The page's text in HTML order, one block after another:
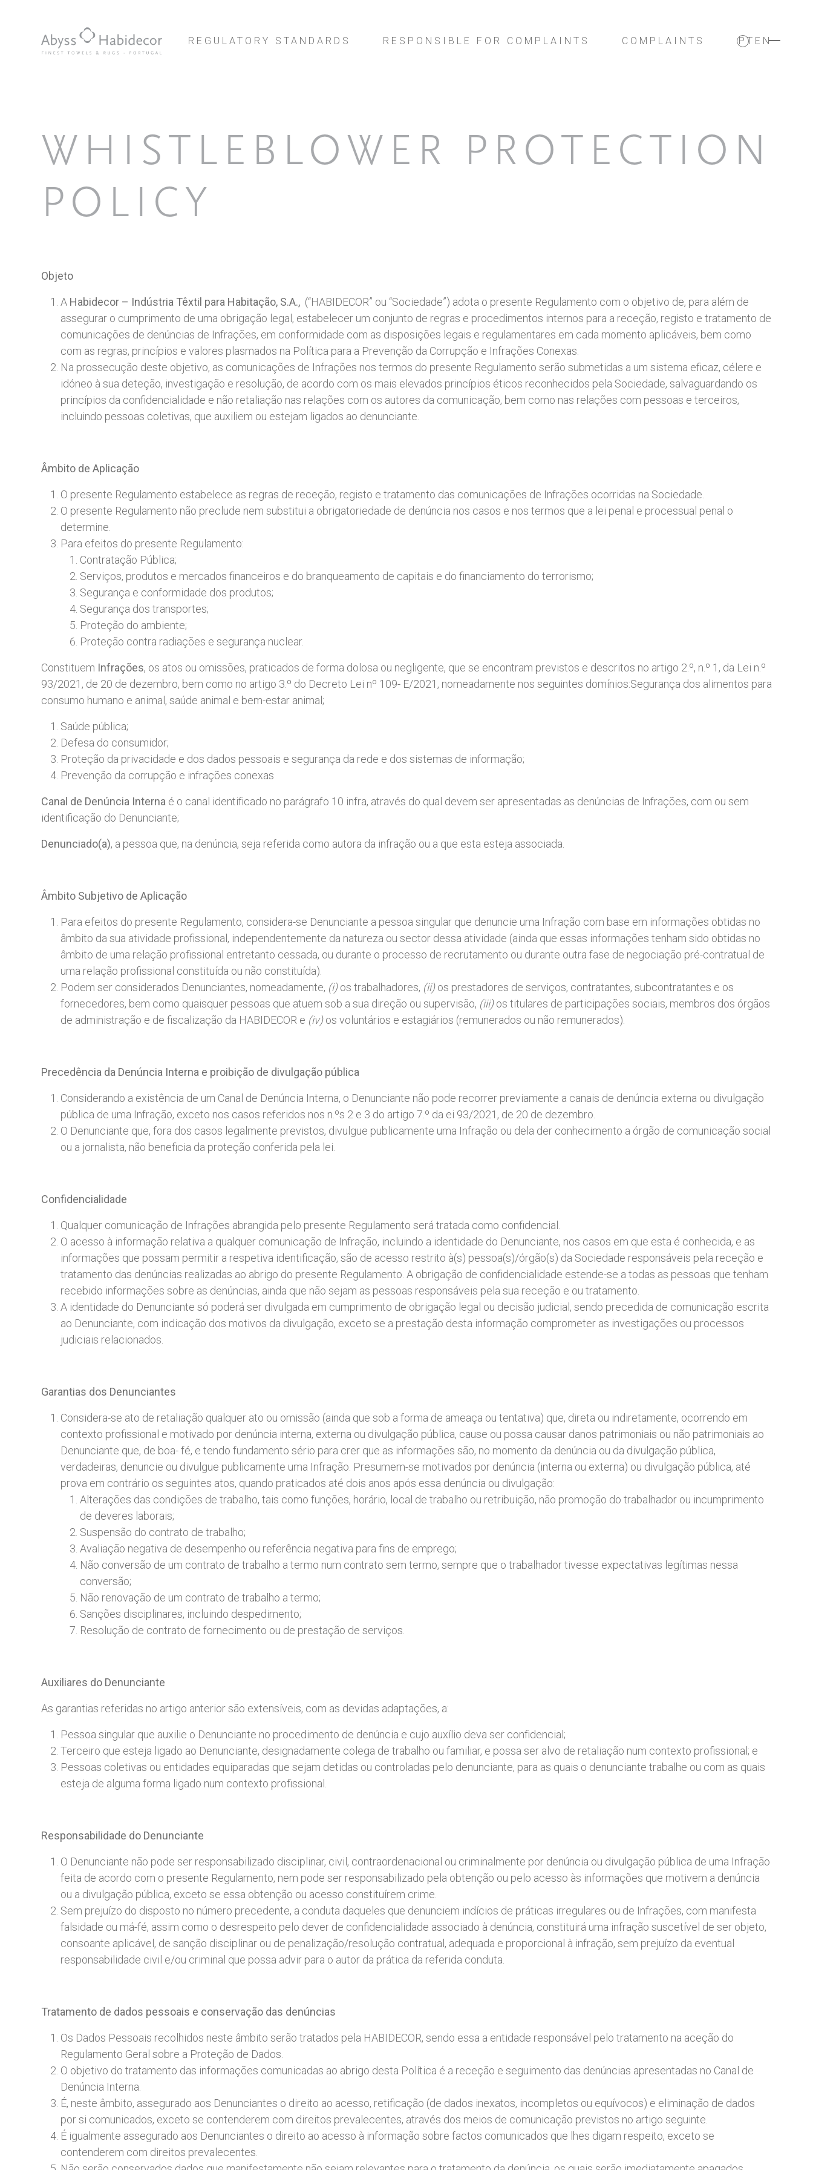
REGULATORY STANDARDS RESPONSIBLE FOR COMPLAINTS COMPLAINTS PT EN
WHISTLEBLOWER PROTECTION
POLICY
Objeto
A Habidecor – Indústria Têxtil para Habitação, S.A., (“HABIDECOR” ou “Sociedade”) adota o presente Regulamento com o objetivo de, para além de
assegurar o cumprimento de uma obrigação legal, estabelecer um conjunto de regras e procedimentos internos para a receção, registo e tratamento de
comunicações de denúncias de Infrações, em conformidade com as disposições legais e regulamentares em cada momento aplicáveis, bem como
com as regras, princípios e valores plasmados na Política para a Prevenção da Corrupção e Infrações Conexas.
Na prossecução deste objetivo, as comunicações de Infrações nos termos do presente Regulamento serão submetidas a um sistema eficaz, célere e
idóneo à sua deteção, investigação e resolução, de acordo com os mais elevados princípios éticos reconhecidos pela Sociedade, salvaguardando os
princípios da confidencialidade e não retaliação nas relações com os autores da comunicação, bem como nas relações com pessoas e terceiros,
incluindo pessoas coletivas, que auxiliem ou estejam ligados ao denunciante.
Âmbito de Aplicação
O presente Regulamento estabelece as regras de receção, registo e tratamento das comunicações de Infrações ocorridas na Sociedade.
O presente Regulamento não preclude nem substitui a obrigatoriedade de denúncia nos casos e nos termos que a lei penal e processual penal o
determine.
Para efeitos do presente Regulamento:
Contratação Pública;
Serviços, produtos e mercados financeiros e do branqueamento de capitais e do financiamento do terrorismo;
Segurança e conformidade dos produtos;
Segurança dos transportes;
Proteção do ambiente;
Proteção contra radiações e segurança nuclear.
Constituem Infrações, os atos ou omissões, praticados de forma dolosa ou negligente, que se encontram previstos e descritos no artigo 2.º, n.º 1, da Lei n.º
93/2021, de 20 de dezembro, bem como no artigo 3.º do Decreto Lei nº 109- E/2021, nomeadamente nos seguintes domínios:Segurança dos alimentos para
consumo humano e animal, saúde animal e bem-estar animal;
Saúde pública;
Defesa do consumidor;
Proteção da privacidade e dos dados pessoais e segurança da rede e dos sistemas de informação;
Prevenção da corrupção e infrações conexas
Canal de Denúncia Interna é o canal identificado no parágrafo 10 infra, através do qual devem ser apresentadas as denúncias de Infrações, com ou sem
identificação do Denunciante;
Denunciado(a), a pessoa que, na denúncia, seja referida como autora da infração ou a que esta esteja associada.
Âmbito Subjetivo de Aplicação
Para efeitos do presente Regulamento, considera-se Denunciante a pessoa singular que denuncie uma Infração com base em informações obtidas no
âmbito da sua atividade profissional, independentemente da natureza ou sector dessa atividade (ainda que essas informações tenham sido obtidas no
âmbito de uma relação profissional entretanto cessada, ou durante o processo de recrutamento ou durante outra fase de negociação pré-contratual de
uma relação profissional constituída ou não constituída).
Podem ser considerados Denunciantes, nomeadamente, (i) os trabalhadores, (ii) os prestadores de serviços, contratantes, subcontratantes e os
fornecedores, bem como quaisquer pessoas que atuem sob a sua direção ou supervisão, (iii) os titulares de participações sociais, membros dos órgãos
de administração e de fiscalização da HABIDECOR e (iv) os voluntários e estagiários (remunerados ou não remunerados).
Precedência da Denúncia Interna e proibição de divulgação pública
Considerando a existência de um Canal de Denúncia Interna, o Denunciante não pode recorrer previamente a canais de denúncia externa ou divulgação
pública de uma Infração, exceto nos casos referidos nos n.ºs 2 e 3 do artigo 7.º da ei 93/2021, de 20 de dezembro.
O Denunciante que, fora dos casos legalmente previstos, divulgue publicamente uma Infração ou dela der conhecimento a órgão de comunicação social
ou a jornalista, não beneficia da proteção conferida pela lei.
Confidencialidade
Qualquer comunicação de Infrações abrangida pelo presente Regulamento será tratada como confidencial.
O acesso à informação relativa a qualquer comunicação de Infração, incluindo a identidade do Denunciante, nos casos em que esta é conhecida, e as
informações que possam permitir a respetiva identificação, são de acesso restrito à(s) pessoa(s)/órgão(s) da Sociedade responsáveis pela receção e
tratamento das denúncias realizadas ao abrigo do presente Regulamento. A obrigação de confidencialidade estende-se a todas as pessoas que tenham
recebido informações sobre as denúncias, ainda que não sejam as pessoas responsáveis pela sua receção e ou tratamento.
A identidade do Denunciante só poderá ser divulgada em cumprimento de obrigação legal ou decisão judicial, sendo precedida de comunicação escrita
ao Denunciante, com indicação dos motivos da divulgação, exceto se a prestação desta informação comprometer as investigações ou processos
judiciais relacionados.
Garantias dos Denunciantes
Considera-se ato de retaliação qualquer ato ou omissão (ainda que sob a forma de ameaça ou tentativa) que, direta ou indiretamente, ocorrendo em
contexto profissional e motivado por denúncia interna, externa ou divulgação pública, cause ou possa causar danos patrimoniais ou não patrimoniais ao
Denunciante que, de boa- fé, e tendo fundamento sério para crer que as informações são, no momento da denúncia ou da divulgação pública,
verdadeiras, denuncie ou divulgue publicamente uma Infração. Presumem-se motivados por denúncia (interna ou externa) ou divulgação pública, até
prova em contrário os seguintes atos, quando praticados até dois anos após essa denúncia ou divulgação:
Alterações das condições de trabalho, tais como funções, horário, local de trabalho ou retribuição, não promoção do trabalhador ou incumprimento
de deveres laborais;
Suspensão do contrato de trabalho;
Avaliação negativa de desempenho ou referência negativa para fins de emprego;
Não conversão de um contrato de trabalho a termo num contrato sem termo, sempre que o trabalhador tivesse expectativas legítimas nessa
conversão;
Não renovação de um contrato de trabalho a termo;
Sanções disciplinares, incluindo despedimento;
Resolução de contrato de fornecimento ou de prestação de serviços.
Auxiliares do Denunciante
As garantias referidas no artigo anterior são extensíveis, com as devidas adaptações, a:
Pessoa singular que auxilie o Denunciante no procedimento de denúncia e cujo auxílio deva ser confidencial;
Terceiro que esteja ligado ao Denunciante, designadamente colega de trabalho ou familiar, e possa ser alvo de retaliação num contexto profissional; e
Pessoas coletivas ou entidades equiparadas que sejam detidas ou controladas pelo denunciante, para as quais o denunciante trabalhe ou com as quais
esteja de alguma forma ligado num contexto profissional.
Responsabilidade do Denunciante
O Denunciante não pode ser responsabilizado disciplinar, civil, contraordenacional ou criminalmente por denúncia ou divulgação pública de uma Infração
feita de acordo com o presente Regulamento, nem pode ser responsabilizado pela obtenção ou pelo acesso às informações que motivem a denúncia
ou a divulgação pública, exceto se essa obtenção ou acesso constituírem crime.
Sem prejuízo do disposto no número precedente, a conduta daqueles que denunciem indícios de práticas irregulares ou de Infrações, com manifesta
falsidade ou má-fé, assim como o desrespeito pelo dever de confidencialidade associado à denúncia, constituirá uma infração suscetível de ser objeto,
consoante aplicável, de sanção disciplinar ou de penalização/resolução contratual, adequada e proporcional à infração, sem prejuízo da eventual
responsabilidade civil e/ou criminal que possa advir para o autor da prática da referida conduta.
Tratamento de dados pessoais e conservação das denúncias
Os Dados Pessoais recolhidos neste âmbito serão tratados pela HABIDECOR, sendo essa a entidade responsável pelo tratamento na aceção do
Regulamento Geral sobre a Proteção de Dados.
O objetivo do tratamento das informações comunicadas ao abrigo desta Política é a receção e seguimento das denúncias apresentadas no Canal de
Denúncia Interna.
É, neste âmbito, assegurado aos Denunciantes o direito ao acesso, retificação (de dados inexatos, incompletos ou equívocos) e eliminação de dados
por si comunicados, exceto se contenderem com direitos prevalecentes, através dos meios de comunicação previstos no artigo seguinte.
É igualmente assegurado aos Denunciantes o direito ao acesso à informação sobre factos comunicados que lhes digam respeito, exceto se
contenderem com direitos prevalecentes.